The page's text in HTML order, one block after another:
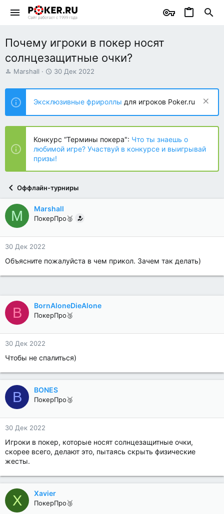
Почему игроки в покер носят
солнцезащитные очки?
А
т
о
р
т
е
ы
Marshall
Д
т
н
а
ч
л
а
30 Дек 2022
Эксклюзивные фрироллы для игроков Poker.ru
Конкурс “Термины покера": Что ты знаешь о
любимой игре? Участвуй в конкурсе и выигрывай
призы!
Оффлайн-турниры
M Marshall
ПокерПро🥈
30 Дек 2022
Объясните пожалуйста в чем прикол. Зачем так делать)
B BornAloneDieAlone
ПокерПро🥉
30 Дек 2022
Чтобы не спалиться)
B BONES
ПокерПро🥉
30 Дек 2022
Игроки в покер, которые носят солнцезащитные очки,
скорее всего, делают это, пытаясь скрыть физические
жесты.
X Xavier
ПокерПро🥉